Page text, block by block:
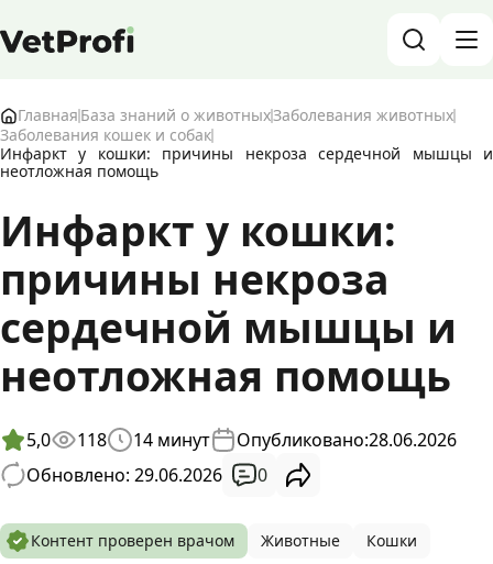
База знаний о животных и ветеринарии
Блог о животных
Форум
Войти
Главная База знаний о животныхЗаболевания животных
Заболевания кошек и собак
Инфаркт у кошки: причины некроза сердечной мышцы и
неотложная помощь
Инфаркт у кошки:
причины некроза
сердечной мышцы и
неотложная помощь
5,0 118 14 минут Опубликовано:28.06.2026
Обновлено: 29.06.2026
0
Контент проверен врачом Животные Кошки